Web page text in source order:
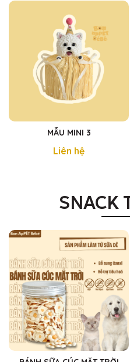
MẪU MINI 3
Liên hệ
SNACK